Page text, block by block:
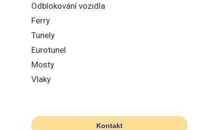
Odblokování vozidla
Ferry
Tunely
Eurotunel
Mosty
Vlaky
Kontakt